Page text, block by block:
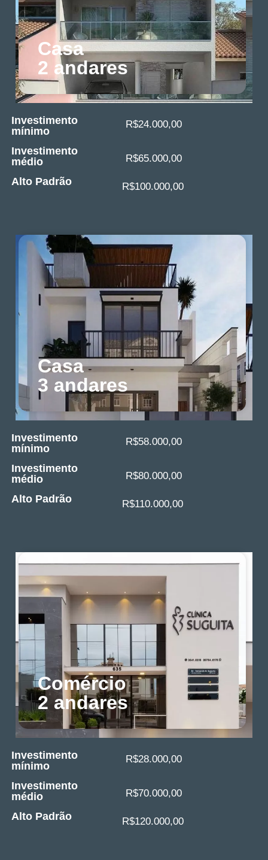
Casa
2 andares
Investimento
mínimo
Investimento
médio
Alto Padrão
R$24.000,00
R$65.000,00
R$100.000,00
Casa
3 andares
Investimento
mínimo
Investimento
médio
Alto Padrão
R$58.000,00
R$80.000,00
R$110.000,00
Comércio
2 andares
Investimento
mínimo
Investimento
médio
Alto Padrão
R$28.000,00
R$70.000,00
R$120.000,00